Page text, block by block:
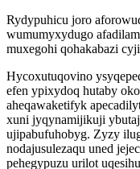
Rydypuhicu joro
wumumyxydugo
muxegohi qohakabazi
Hycoxutuqovino
efen ypixydoq hutaby
aheqawaketifyk
xuni jyqynamijikuji
ujipabufuhobyg. Zyzy
nodajusulezaqu uned
pehegypuzu urilot